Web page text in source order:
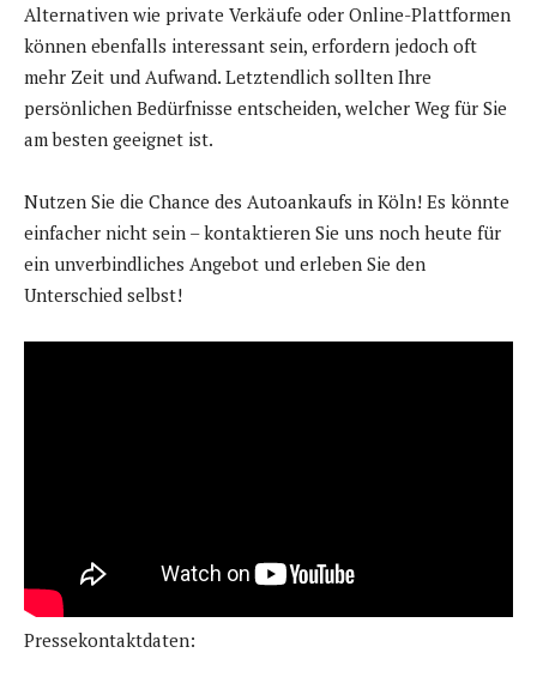
Alternativen wie private Verkäufe oder Online-Plattformen
können ebenfalls interessant sein, erfordern jedoch oft
mehr Zeit und Aufwand. Letztendlich sollten Ihre
persönlichen Bedürfnisse entscheiden, welcher Weg für Sie
am besten geeignet ist.
Nutzen Sie die Chance des Autoankaufs in Köln! Es könnte
einfacher nicht sein – kontaktieren Sie uns noch heute für
ein unverbindliches Angebot und erleben Sie den
Unterschied selbst!
Pressekontaktdaten: